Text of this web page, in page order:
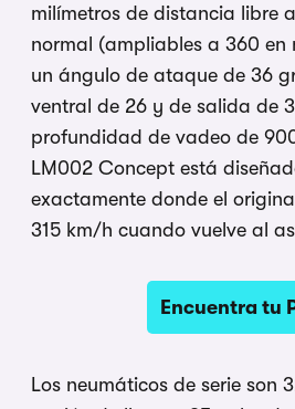
milímetros de distancia libre
normal (ampliables a 360 en
un ángulo de ataque de 36
ventral de 26 y de salida de
profundidad de vadeo de
LM002 Concept está
exactamente donde el
315 km/h cuando vuelve al
Encuentra tu
Los neumáticos de serie son